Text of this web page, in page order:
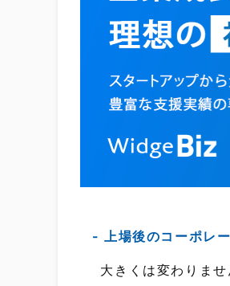
上場後のコーポレ
大きくは変わりま